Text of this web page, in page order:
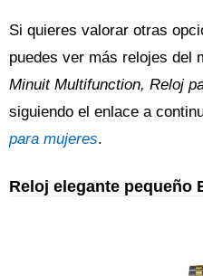
Si quieres valorar otras
puedes ver más relojes del
Minuit Multifunction, Reloj
siguiendo el enlace a
para mujeres.
Reloj elegante pequeño